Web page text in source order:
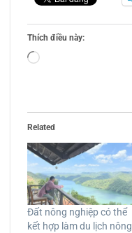
Thích điều này:
Đang
Related
Đất nông nghiệp có thể
kết hợp làm du lịch nông